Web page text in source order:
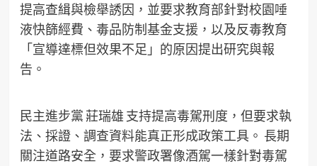
提高查緝與檢舉誘因，並要求教育部針對校園唾
液快篩經費、毒品防制基金支援，以及反毒教育
「宣導達標但效果不足」的原因提出研究與報
告。
民主進步黨 莊瑞雄 支持提高毒駕刑度，但要求執
法、採證、調查資料能真正形成政策工具。 長期
關注道路安全，要求警政署像酒駕一樣針對毒駕